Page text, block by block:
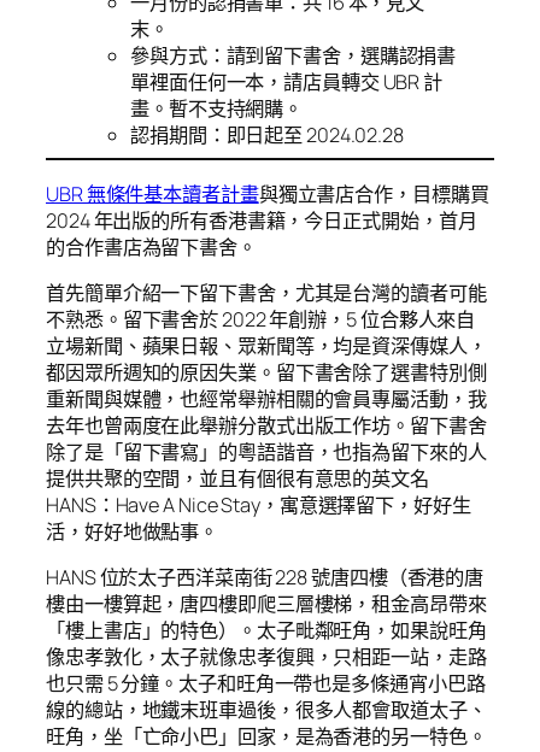
末。
參與方式：請到留下書舍，選購認捐書
單裡面任何一本，請店員轉交 UBR 計
畫。暫不支持網購。
認捐期間：即日起至 2024.02.28
UBR 無條件基本讀者計畫與獨立書店合作，目標購買
2024 年出版的所有香港書籍，今日正式開始，首月
的合作書店為留下書舍。
首先簡單介紹一下留下書舍，尤其是台灣的讀者可能
不熟悉。留下書舍於 2022 年創辦，5 位合夥人來自
立場新聞、蘋果日報、眾新聞等，均是資深傳媒人，
都因眾所週知的原因失業。留下書舍除了選書特別側
重新聞與媒體，也經常舉辦相關的會員專屬活動，我
去年也曾兩度在此舉辦分散式出版工作坊。留下書舍
除了是「留下書寫」的粵語諧音，也指為留下來的人
提供共聚的空間，並且有個很有意思的英文名
HANS：Have A Nice Stay，寓意選擇留下，好好生
活，好好地做點事。
HANS 位於太子西洋菜南街 228 號唐四樓（香港的唐
樓由一樓算起，唐四樓即爬三層樓梯，租金高昂帶來
「樓上書店」的特色）。太子毗鄰旺角，如果說旺角
像忠孝敦化，太子就像忠孝復興，只相距一站，走路
也只需 5 分鐘。太子和旺角一帶也是多條通宵小巴路
線的總站，地鐵末班車過後，很多人都會取道太子、
旺角，坐「亡命小巴」回家，是為香港的另一特色。